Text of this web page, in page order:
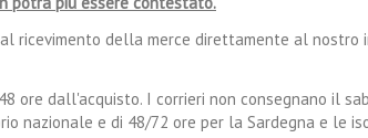
ricevimento della merce direttamente al nostro
dall'acquisto. I corrieri non consegnano il
nazionale e di 48/72 ore per la Sardegna e le